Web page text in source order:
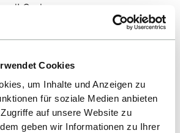
Cookies
um Inhalte und Anzeigen zu
für soziale Medien anbieten
auf unsere Website zu
geben wir Informationen zu Ihrer
Code: